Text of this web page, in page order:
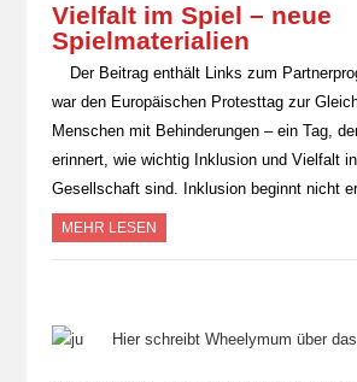
Vielfalt im Spiel – neue
Spielmaterialien
Der Beitrag enthält Links zum
war den Europäischen Protesttag zur
Menschen mit Behinderungen – ein Tag,
erinnert, wie wichtig Inklusion und Vielfalt
Gesellschaft sind. Inklusion beginnt nicht
MEHR LESEN
Hier schreibt Wheelymum über